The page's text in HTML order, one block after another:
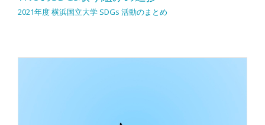
2021年度 横浜国立大学 SDGs 活動のまとめ